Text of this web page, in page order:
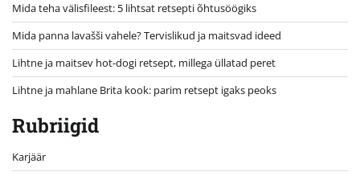
Mida teha välisfileest: 5 lihtsat retsepti õhtusöögiks
Mida panna lavašši vahele? Tervislikud ja maitsvad ideed
Lihtne ja maitsev hot-dogi retsept, millega üllatad peret
Lihtne ja mahlane Brita kook: parim retsept igaks peoks
Rubriigid
Karjäär